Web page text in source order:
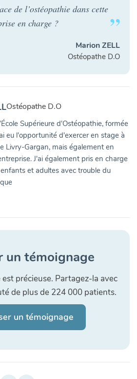
de l’ostéopathie dans cette
en charge ?
Marion ZELL
Ostéopathe D.O
Ostéopathe D.O
Supérieure d'Ostéopathie, formée
eu l'opportunité d'exercer en stage à
Livry-Gargan, mais également en
J'ai également pris en charge
et adultes avec trouble du
un témoignage
précieuse. Partagez-la avec
de plus de 224 000 patients.
un témoignage